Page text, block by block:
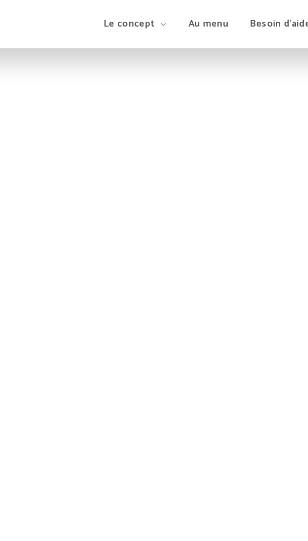
Le concept Au menu Besoin